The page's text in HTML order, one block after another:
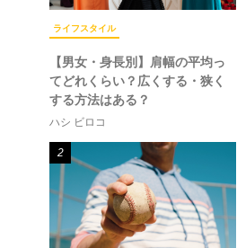
ライフスタイル
【男女・身長別】肩幅の平均っ
てどれくらい？広くする・狭く
する方法はある？
ハシ ビロコ
2